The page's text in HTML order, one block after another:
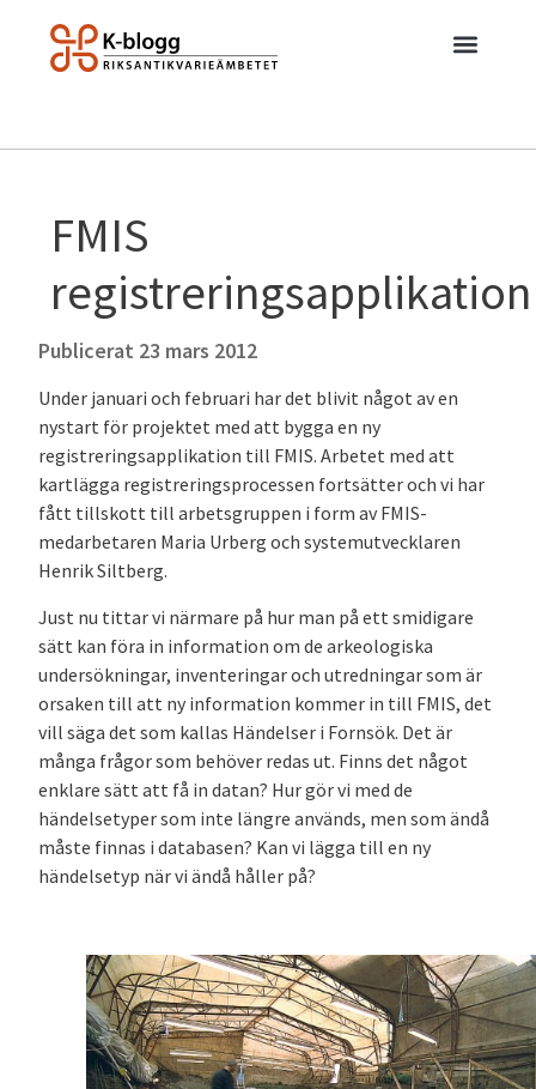
FMIS
registreringsapplikation
Publicerat 23 mars 2012
Under januari och februari har det blivit något av en
nystart för projektet med att bygga en ny
registreringsapplikation till FMIS. Arbetet med att
kartlägga registreringsprocessen fortsätter och vi har
fått tillskott till arbetsgruppen i form av FMIS-
medarbetaren Maria Urberg och systemutvecklaren
Henrik Siltberg.
Just nu tittar vi närmare på hur man på ett smidigare
sätt kan föra in information om de arkeologiska
undersökningar, inventeringar och utredningar som är
orsaken till att ny information kommer in till FMIS, det
vill säga det som kallas Händelser i Fornsök. Det är
många frågor som behöver redas ut. Finns det något
enklare sätt att få in datan? Hur gör vi med de
händelsetyper som inte längre används, men som ändå
måste finnas i databasen? Kan vi lägga till en ny
händelsetyp när vi ändå håller på?